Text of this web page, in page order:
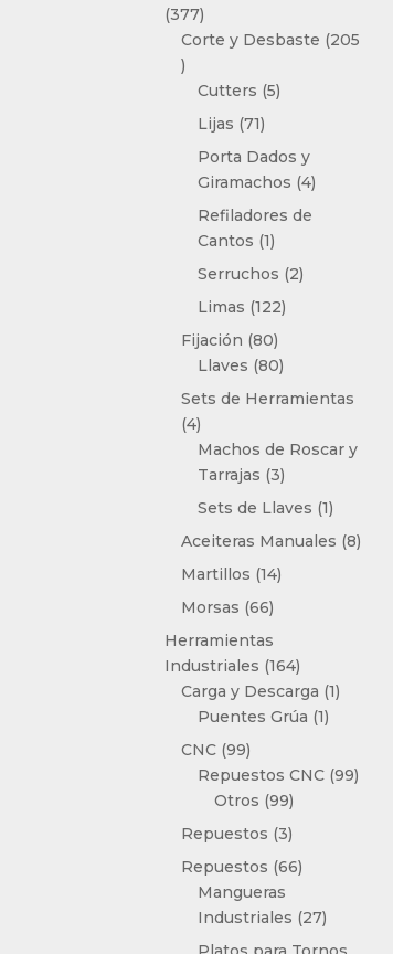
377377
productos
Corte y Desbaste
205
205
productos
Cutters 55
Lijas 7171
productos
Porta Dados y
Giramachos 44
Refiladores de
Cantos 11
producto
Serruchos 22
Limas 122122
Fijación 8080
productos
Llaves 8080
productos
Sets de Herramientas
44
productos
Machos de Roscar y
Tarrajas 33
productos
Sets de Llaves 11
producto
Aceiteras Manuales 88
Martillos 1414
Morsas 6666
Herramientas
Industriales 164164
productos
Carga y Descarga 11
Puentes Grúa 11
CNC 9999
productos
Repuestos CNC 9999
Otros 9999
productos
Repuestos 33
productos
Repuestos 6666
Mangueras
Industriales
2727